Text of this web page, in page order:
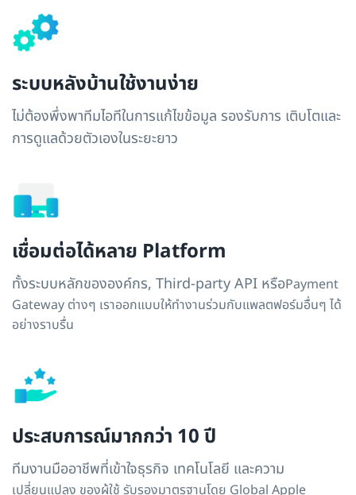
ระบบหลังบ้านใช้งานง่าย
ไม่ต้องพึ่งพาทีมไอทีในการแก้ไขข้อมูล รองรับการ เติบโตและ
การดูแลด้วยตัวเองในระยะยาว
เชื่อมต่อได้หลาย Platform
ทั้งระบบหลักขององค์กร, Third-party API หรือPayment
Gateway ต่างๆ เราออกแบบให้ทำงานร่วมกับแพลตฟอร์มอื่นๆ ได้
อย่างราบรื่น
ประสบการณ์มากกว่า 10 ปี
ทีมงานมืออาชีพที่เข้าใจธุรกิจ เทคโนโลยี และความ
เปลี่ยนแปลง ของผู้ใช้ รับรองมาตรฐานโดย Global Apple